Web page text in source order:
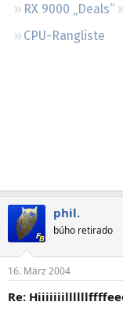
RX 9000 „Deals“
CPU-Rangliste
phil.
búho retirado
16. März 2004
Re: